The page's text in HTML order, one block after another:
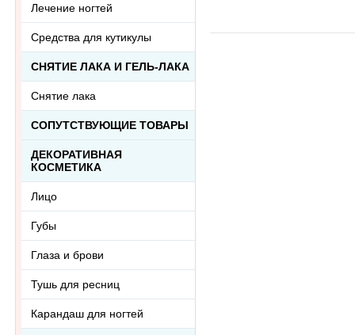
Лечение ногтей
Средства для кутикулы
СНЯТИЕ ЛАКА И ГЕЛЬ-ЛАКА
Снятие лака
СОПУТСТВУЮЩИЕ ТОВАРЫ
ДЕКОРАТИВНАЯ
КОСМЕТИКА
Лицо
Губы
Глаза и брови
Тушь для ресниц
Карандаш для ногтей